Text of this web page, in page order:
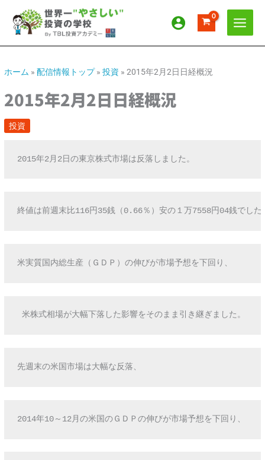
ス
ッホーム »配信情報トップ»投資 »2015年2月2日日経概況
2015年2月2日日経概況
投資
2015年2月2日の東京株式市場は反落しました。
終値は前週末比116円35銭（0.66％）安の１万7558円04銭でした
米実質国内総生産（ＧＤＰ）の伸びが市場予想を下回り、
米株式相場が大幅下落した影響をそのまま引き継ぎました。
先週末の米国市場は大幅な反落、
2014年10～12月の米国のＧＤＰの伸びが市場予想を下回り、
ー
ブ
テ
ー